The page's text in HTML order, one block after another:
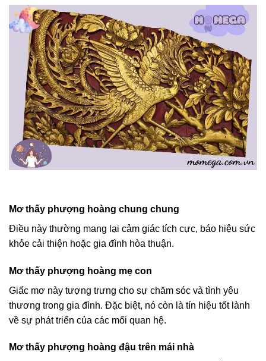
Mơ thấy phượng hoàng chung chung
Điều này thường mang lại cảm giác tích cực, báo hiệu sức
khỏe cải thiện hoặc gia đình hòa thuận.
Mơ thấy phượng hoàng mẹ con
Giấc mơ này tượng trưng cho sự chăm sóc và tình yêu
thương trong gia đình. Đặc biệt, nó còn là tín hiệu tốt lành
về sự phát triển của các mối quan hệ.
Mơ thấy phượng hoàng đậu trên mái nhà